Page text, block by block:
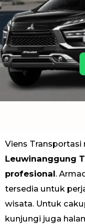
Viens Transportasi
Leuwinanggung
profesional.
tersedia untuk
wisata. Untuk
kunjungi juga